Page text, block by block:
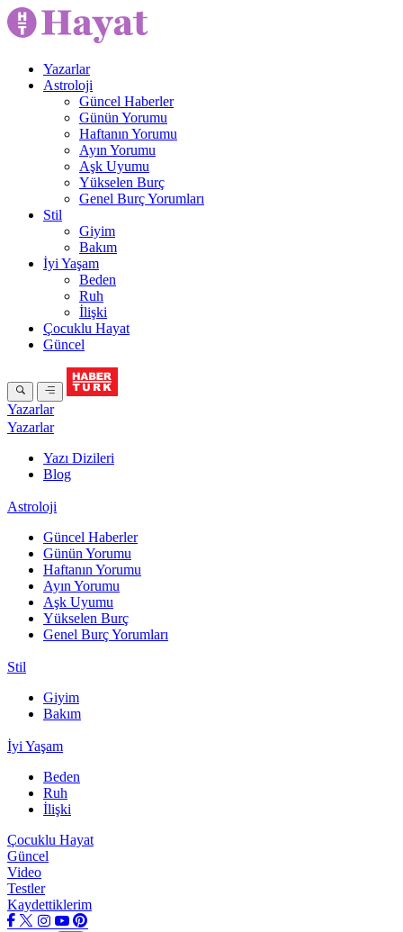
Yazarlar
Astroloji
Güncel Haberler
Günün Yorumu
Haftanın Yorumu
Ayın Yorumu
Aşk Uyumu
Yükselen Burç
Genel Burç Yorumları
Stil
Giyim
Bakım
İyi Yaşam
Beden
Ruh
İlişki
Çocuklu Hayat
Güncel
Yazarlar
Yazarlar
Yazı Dizileri
Blog
Astroloji
Güncel Haberler
Günün Yorumu
Haftanın Yorumu
Ayın Yorumu
Aşk Uyumu
Yükselen Burç
Genel Burç Yorumları
Stil
Giyim
Bakım
İyi Yaşam
Beden
Ruh
İlişki
Çocuklu Hayat
Güncel
Video
Testler
Kaydettiklerim